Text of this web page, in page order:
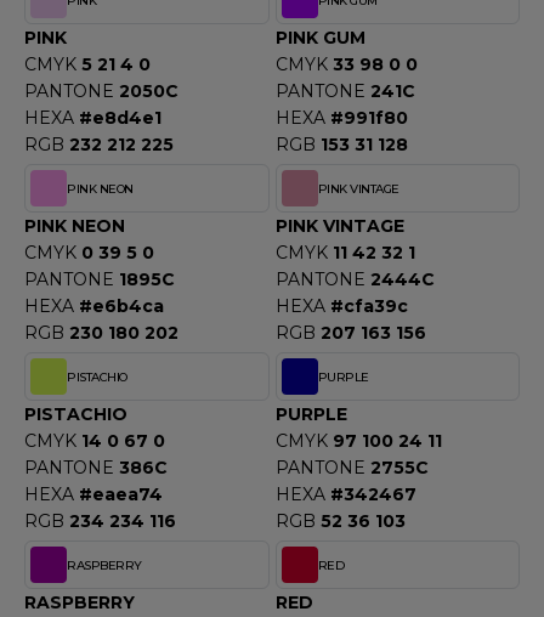
PINK
CMYK 5 21 4 0
PANTONE 2050C
HEXA #e8d4e1
RGB 232 212 225
PINK GUM
CMYK 33 98 0 0
PANTONE 241C
HEXA #991f80
RGB 153 31 128
PINK NEON
PINK NEON
CMYK 0 39 5 0
PANTONE 1895C
HEXA #e6b4ca
RGB 230 180 202
PINK VINTAGE
PINK VINTAGE
CMYK 11 42 32 1
PANTONE 2444C
HEXA #cfa39c
RGB 207 163 156
PISTACHIO
PISTACHIO
CMYK 14 0 67 0
PANTONE 386C
HEXA #eaea74
RGB 234 234 116
PURPLE
PURPLE
CMYK 97 100 24 11
PANTONE 2755C
HEXA #342467
RGB 52 36 103
RASPBERRY
RASPBERRY
RED
RED